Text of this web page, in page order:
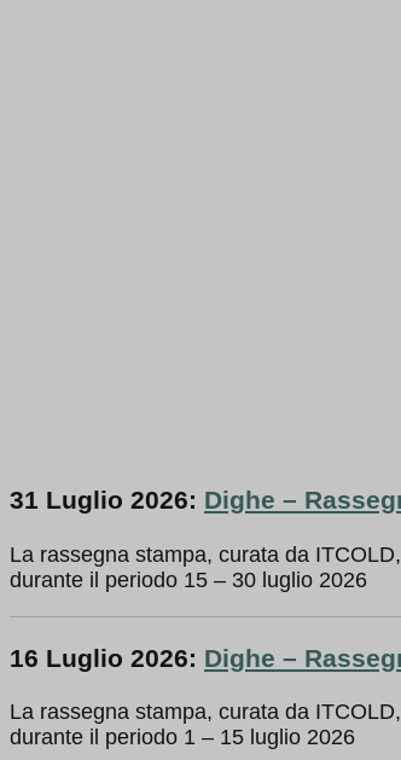
31 Luglio 2026: Dighe –
La rassegna stampa, curata da
durante il periodo 15 – 30 luglio 2026
16 Luglio 2026: Dighe –
La rassegna stampa, curata da
durante il periodo 1 – 15 luglio 2026